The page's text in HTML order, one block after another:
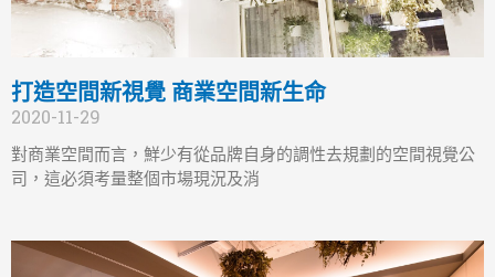
打造空間新視覺 商業空間新生命
2020-11-29
對商業空間而言，鮮少有從品牌自身的調性去規劃的空間視覺公
司，這必須考量整個市場現況及消